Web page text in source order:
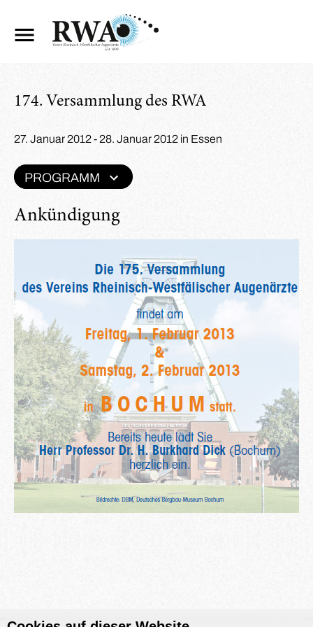
174. Versammlung des RWA
Ankündigung
27. Januar 2012 - 28. Januar 2012 in Essen
PROGRAMM